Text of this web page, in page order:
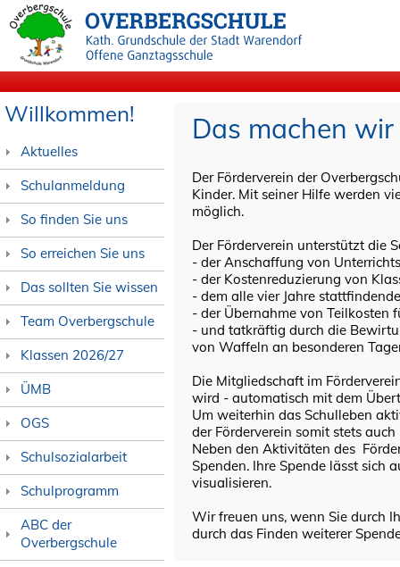
Willkommen!
Aktuelles
Schulanmeldung
So finden Sie uns
So erreichen Sie uns
Das sollten Sie wissen
Team Overbergschule
Klassen 2026/27
ÜMB
OGS
Schulsozialarbeit
Schulprogramm
ABC der
Overbergschule
Das machen wir
Der Förderverein der
Kinder. Mit seiner Hilfe werden
möglich.
Der Förderverein unterstützt die
- der Anschaffung von
- der Kostenreduzierung von
- dem alle vier Jahre
- der Übernahme von Teilkosten
- und tatkräftig durch die
von Waffeln an besonderen
Die Mitgliedschaft im
wird - automatisch mit dem
Um weiterhin das Schulleben
der Förderverein somit stets
Neben den Aktivitäten des
Spenden. Ihre Spende lässt sich
visualisieren.
Wir freuen uns, wenn Sie durch
durch das Finden weiterer